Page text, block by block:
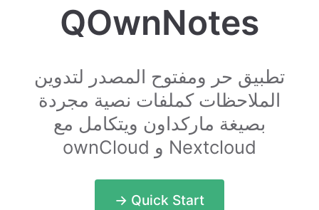
QOwnNotes
تطبيق حر ومفتوح المصدر لتدوين
الملاحظات كملفات نصية مجردة
بصيغة ماركداون ويتكامل مع
Nextcloud و ownCloud
Quick Start →